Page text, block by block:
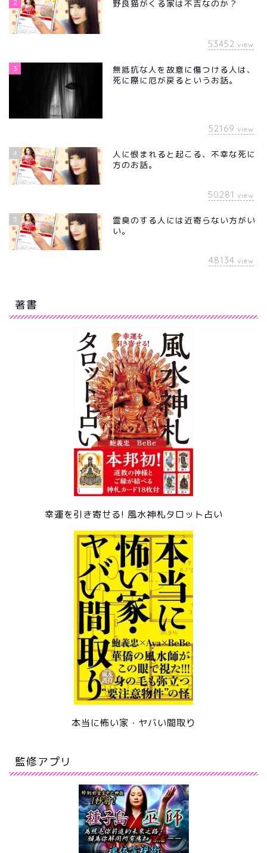
2 野良猫がくる家は不吉なのか？
53452 view
3
無抵抗な人を故意に傷つける人は、
死に際に厄が戻るというお話。
52169 view
4
人に恨まれると起こる、不幸な死に
方のお話。
50281 view
5
霊臭のする人には近寄らない方がい
い。
48134 view
著書
幸運を引き寄せる! 風水神札タロット占い
本当に怖い家・ヤバい間取り
監修アプリ